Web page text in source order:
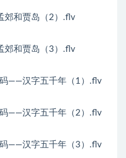
郊和贾岛（2）.flv
郊和贾岛（3）.flv
——汉字五千年（1）.flv
——汉字五千年（2）.flv
——汉字五千年（3）.flv